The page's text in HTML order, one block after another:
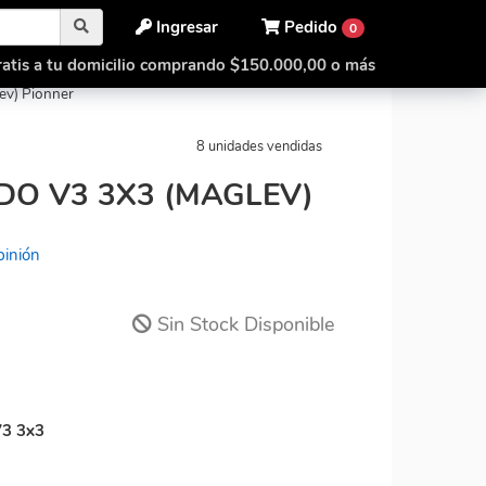
Pedido 0
Ingresar
a tu domicilio comprando $150.000,00 o más
V3 3x3 (Maglev)
Pionner
8 unidades vendidas
V3 3X3 (MAGLEV)
3x3
Sin Stock Disponible